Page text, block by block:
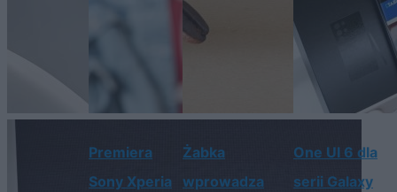
Premiera
Sony Xperia
Żabka
wprowadza
One UI 6 dla
serii Galaxy